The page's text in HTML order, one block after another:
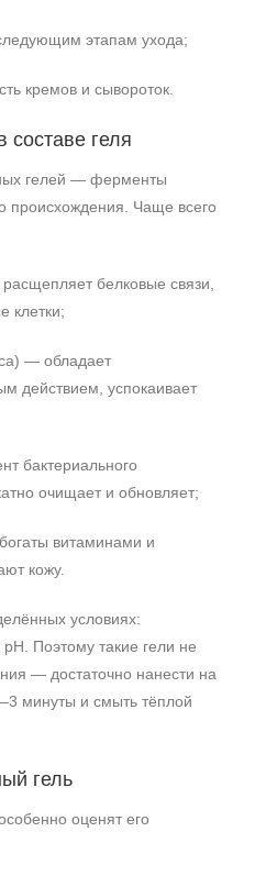
этапам ухода;
кремов и сывороток.
составе геля
гелей — ферменты
происхождения. Чаще всего
белковые связи,
клетки;
— обладает
действием, успокаивает
бактериального
очищает и обновляет;
витаминами и
кожу.
условиях:
Поэтому такие гели не
— достаточно нанести на
минуты и смыть тёплой
гель
оценят его